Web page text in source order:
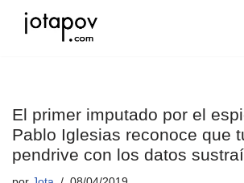
El primer imputado por el
Pablo Iglesias reconoce que
pendrive con los datos